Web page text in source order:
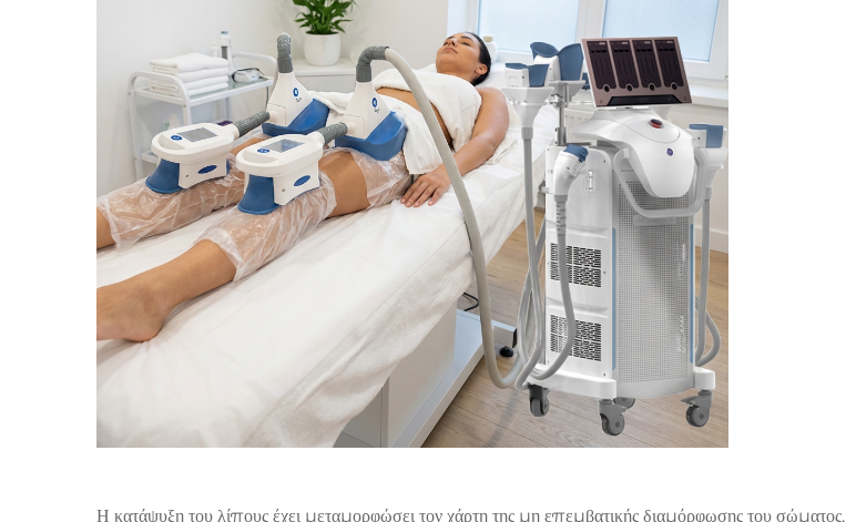
Η κατάψυξη του λίπους έχει μεταμορφώσει τον χάρτη της μη επεμβατικής διαμόρφωσης του σώματος,